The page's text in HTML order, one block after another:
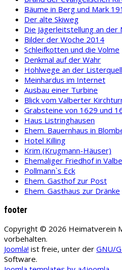
Bäume in Berg und Mark
Der alte Skiweg
Die Jägerleitstellung an der
Bilder der Woche 2014
Schleifkotten und die Volme
Denkmal auf der Wahr
Hohlwege an der
Meinhardus im Internet
Ausbau einer Turbine
Blick vom Valberter
Grabsteine von 1629 und
Haus Listringhausen
Ehem. Bauernhaus in
Hotel Killing
Krim (Krugmann-Häuser)
Ehemaliger Friedhof in
Pollmann`s Eck
Ehem. Gasthof zur Post
Ehem. Gasthaus zur Dränke
footer
Copyright © 2026 Heimatverein
vorbehalten.
Joomla! ist freie, unter der GNU/
Software.